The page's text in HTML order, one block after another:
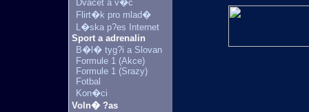
Dvacet a v�c
Flirt�k pro mlad�
L�ska p?es Internet
Sport a adrenalin
B�l� tyg?i a Slovan
Formule 1 (Akce)
Formule 1 (Srazy)
Fotbal
Kon�ci
Voln� ?as